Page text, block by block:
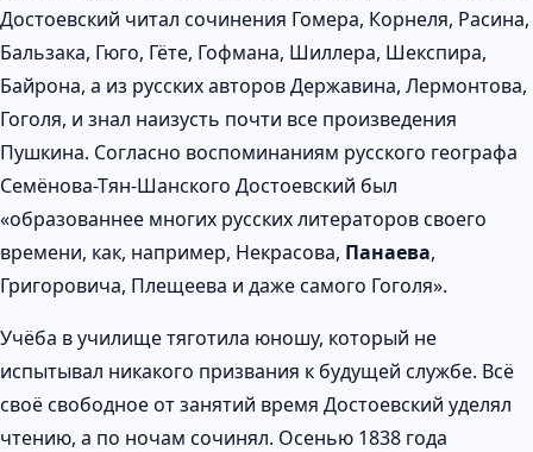
Достоевский читал сочинения Гомера, Корнеля, Расина,
Бальзака, Гюго, Гёте, Гофмана, Шиллера, Шекспира,
Байрона, а из русских авторов Державина, Лермонтова,
Гоголя, и знал наизусть почти все произведения
Пушкина. Согласно воспоминаниям русского географа
Семёнова-Тян-Шанского Достоевский был
«образованнее многих русских литераторов своего
времени, как, например, Некрасова, Панаева,
Григоровича, Плещеева и даже самого Гоголя».
Учёба в училище тяготила юношу, который не
испытывал никакого призвания к будущей службе. Всё
своё свободное от занятий время Достоевский уделял
чтению, а по ночам сочинял. Осенью 1838 года